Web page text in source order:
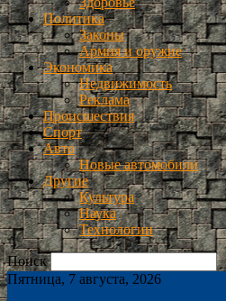
Политика
Законы
Армия и оружие
Экономика
Недвижимость
Реклама
Происшествия
Спорт
Авто
Новые автомобили
Другие
Культура
Наука
Технологии
Поиск
Пятница, 7 августа, 2026